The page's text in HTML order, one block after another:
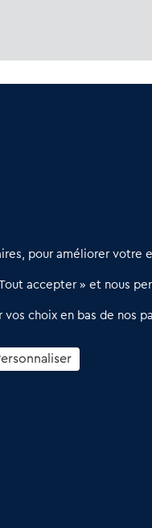
pour améliorer
accepter » et nous
choix en bas de nos